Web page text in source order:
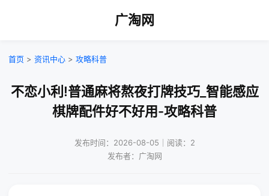
广淘网
首页 > 资讯中心 > 攻略科普
不恋小利!普通麻将熬夜打牌技巧_智能感应
棋牌配件好不好用-攻略科普
发布时间：2026-08-05｜阅读：2
发布者：广淘网